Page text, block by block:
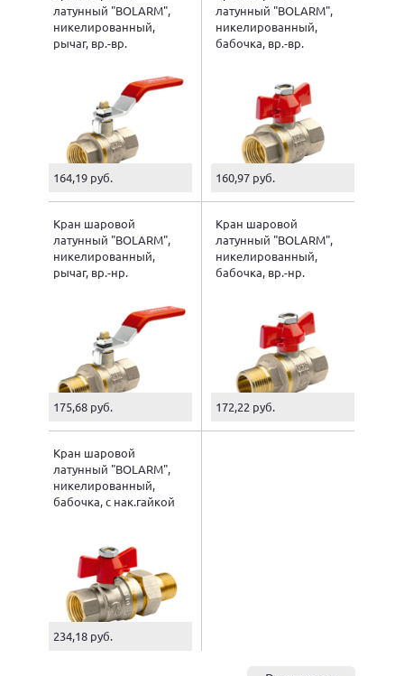
латунный "BOLARM",
никелированный,
рычаг, вр.-вр.
164,19 руб.
латунный "BOLARM",
никелированный,
бабочка, вр.-вр.
160,97 руб.
Кран шаровой
латунный "BOLARM",
никелированный,
рычаг, вр.-нр.
175,68 руб.
Кран шаровой
латунный "BOLARM",
никелированный,
бабочка, вр.-нр.
172,22 руб.
Кран шаровой
латунный "BOLARM",
никелированный,
бабочка, с нак.гайкой
234,18 руб.